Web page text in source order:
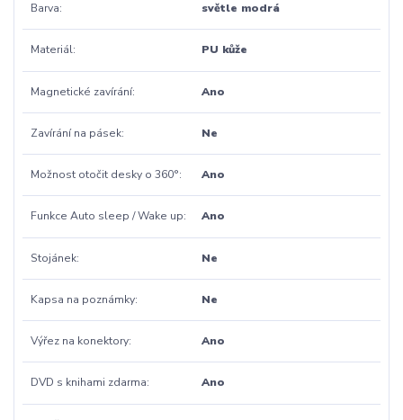
Barva světle modrá
Materiál PU kůže
Magnetické zavírání Ano
Zavírání na pásek Ne
Možnost otočit desky o 360° Ano
Funkce Auto sleep / Wake up Ano
Stojánek Ne
Kapsa na poznámky Ne
Výřez na konektory Ano
DVD s knihami zdarma Ano